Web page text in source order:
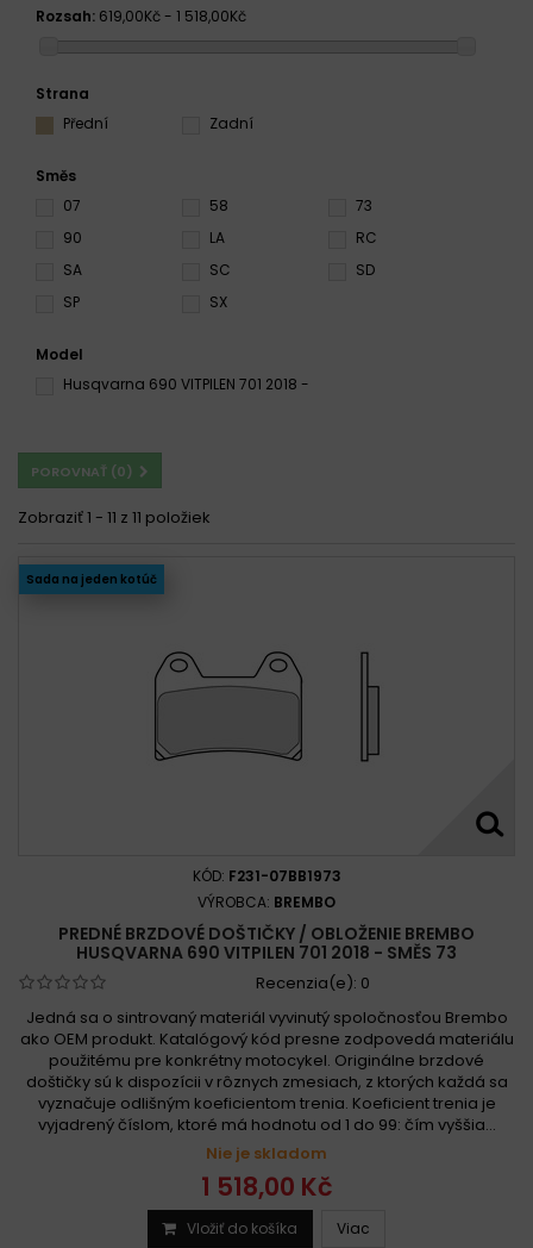
Rozsah: 619,00Kč - 1 518,00Kč
Strana
Přední
Zadní
Směs
07
58
73
90
LA
RC
SA
SC
SD
SP
SX
Model
Husqvarna 690 VITPILEN 701 2018 -
POROVNAŤ (0)
Zobraziť 1 - 11 z 11 položiek
Sada na jeden kotúč
KÓD: F231-07BB1973
VÝROBCA: BREMBO
PREDNÉ BRZDOVÉ DOŠTIČKY / OBLOŽENIE BREMBO
HUSQVARNA 690 VITPILEN 701 2018 - SMĚS 73
Recenzia(e): 0
Jedná sa o sintrovaný materiál vyvinutý spoločnosťou Brembo
ako OEM produkt. Katalógový kód presne zodpovedá materiálu
použitému pre konkrétny motocykel. Originálne brzdové
doštičky sú k dispozícii v rôznych zmesiach, z ktorých každá sa
vyznačuje odlišným koeficientom trenia. Koeficient trenia je
vyjadrený číslom, ktoré má hodnotu od 1 do 99: čím vyššia...
Nie je skladom
1 518,00 Kč
Vložiť do košíka Viac